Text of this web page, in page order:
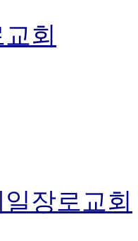
회
장로교회